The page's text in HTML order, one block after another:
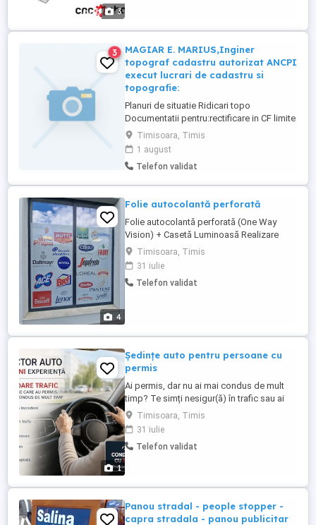
3
3
MAGIAR E. MARIUS,Inginer
topograf cadastru autorizat ANCPI
execut lucrari de cadastru si
topografie:
Planuri de situatie Ridicari topo
Documentatii pentru:rectificare in CF limite
de proprietate, autorizatie de construire,
cote de nivel, intabulare teren extravilan,
dezmembrari, parcelari, comasari, relevee
case si apartamente, trasari limite teren si
Timisoara, Timis
1 august
Telefon validat
4
Folie autocolantă perforată
Folie autocolantă perforată (One Way
Vision) + Casetă Luminoasă Realizare
completă pentru magazinul GYA Market
Discount: Folie autocolantă perforată (cu
găurele) aplicată pe geamuri și uși Design
grafic personalizat Print de înaltă calitate
Timisoara, Timis
31 iulie
Telefon validat
1
Ședințe auto pentru persoane cu
permis
Ai permis, dar nu ai mai condus de mult
timp? Te simți nesigur(ă) în trafic sau ai
emoții la volan? Instructor auto cu
experiență de peste 10 ani te ajut să
conduci din nou cu încredere și fără stres.
Ședințe de reacomodare în trafic Explicații
Timisoara, Timis
31 iulie
Telefon validat
Panou stradal - people stopper -
capra stradala - panou publicitar